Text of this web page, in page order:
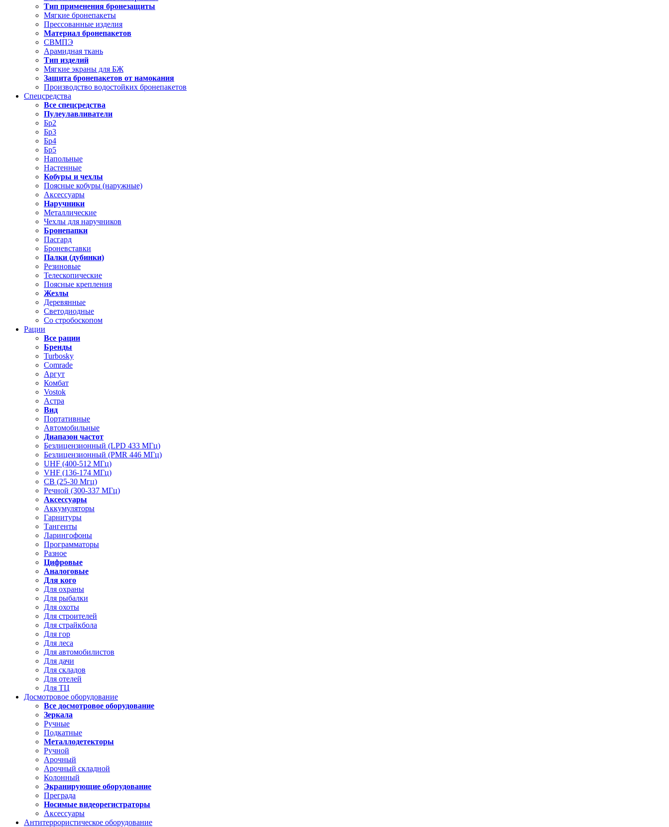
Тип применения бронезащиты
Мягкие бронепакеты
Прессованные изделия
Материал бронепакетов
СВМПЭ
Арамидная ткань
Тип изделий
Мягкие экраны для БЖ
Защита бронепакетов от намокания
Производство водостойких бронепакетов
Спецсредства
Все спецсредства
Пулеулавливатели
Бр2
Бр3
Бр4
Бр5
Напольные
Настенные
Кобуры и чехлы
Поясные кобуры (наружные)
Аксессуары
Наручники
Металлические
Чехлы для наручников
Бронепапки
Пасгард
Броневставки
Палки (дубинки)
Резиновые
Телескопические
Поясные крепления
Жезлы
Деревянные
Светодиодные
Со стробоскопом
Рации
Все рации
Бренды
Turbosky
Comrade
Аргут
Комбат
Vostok
Астра
Вид
Портативные
Автомобильные
Диапазон частот
Безлицензионный (LPD 433 МГц)
Безлицензионный (PMR 446 МГц)
UHF (400-512 МГц)
VHF (136-174 МГц)
CB (25-30 Мгц)
Речной (300-337 МГц)
Аксессуары
Аккумуляторы
Гарнитуры
Тангенты
Ларингофоны
Программаторы
Разное
Цифровые
Аналоговые
Для кого
Для охраны
Для рыбалки
Для охоты
Для строителей
Для страйкбола
Для гор
Для леса
Для автомобилистов
Для дачи
Для складов
Для отелей
Для ТЦ
Досмотровое оборудование
Все досмотровое оборудование
Зеркала
Ручные
Подкатные
Металлодетекторы
Ручной
Арочный
Арочный складной
Колонный
Экранирующие оборудование
Преграда
Носимые видеорегистраторы
Аксессуары
Антитеррористическое оборудование